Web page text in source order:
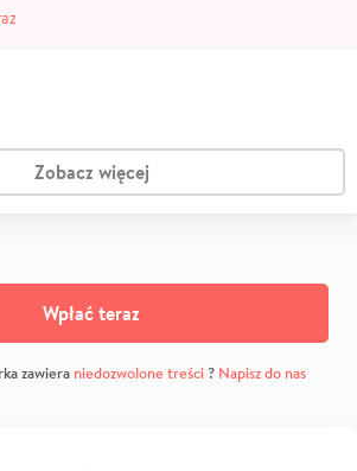
Zobacz więcej
Wpłać teraz
zawiera niedozwolone treści? Napisz do nas